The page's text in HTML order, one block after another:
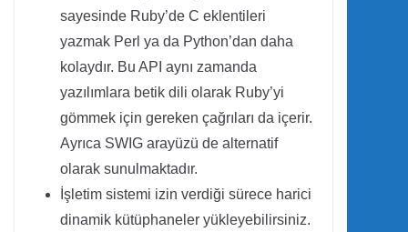
sayesinde Ruby’de C eklentileri
yazmak Perl ya da Python’dan daha
kolaydır. Bu API aynı zamanda
yazılımlara betik dili olarak Ruby’yi
gömmek için gereken çağrıları da içerir.
Ayrıca SWIG arayüzü de alternatif
olarak sunulmaktadır.
İşletim sistemi izin verdiği sürece harici
dinamik kütüphaneler yükleyebilirsiniz.